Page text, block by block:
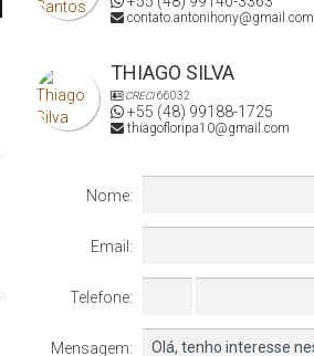
contato.antonihony@gmail.com
THIAGO SILVA
CRECI66032
+55 (48) 99188-1725
thiagofloripa10@gmail.com
Nome:
Email:
Telefone:
Mensagem: